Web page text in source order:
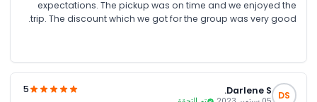
expectations. The pickup was on time and we enjoyed the
trip. The discount which we got for the group was very good.
DS
Darlene S.
5